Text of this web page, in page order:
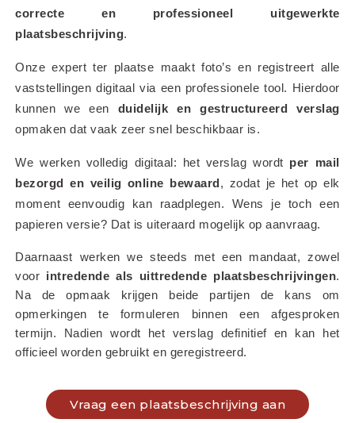
correcte en professioneel uitgewerkte
plaatsbeschrijving.
Onze expert ter plaatse maakt foto’s en registreert alle
vaststellingen digitaal via een professionele tool. Hierdoor
kunnen we een duidelijk en gestructureerd verslag
opmaken dat vaak zeer snel beschikbaar is.
We werken volledig digitaal: het verslag wordt per mail
bezorgd en veilig online bewaard , zodat je het op elk
moment eenvoudig kan raadplegen. Wens je toch een
papieren versie? Dat is uiteraard mogelijk op aanvraag.
Daarnaast werken we steeds met een mandaat, zowel
voor intredende als uittredende plaatsbeschrijvingen.
Na de opmaak krijgen beide partijen de kans om
opmerkingen te formuleren binnen een afgesproken
termijn. Nadien wordt het verslag definitief en kan het
officieel worden gebruikt en geregistreerd.
Vraag een plaatsbeschrijving aan